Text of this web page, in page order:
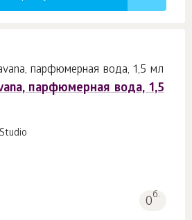
парфюмерная вода, 1,5
0б.